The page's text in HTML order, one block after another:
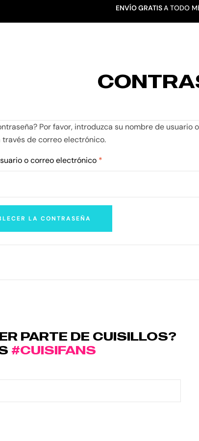
ENVÍO GRATISA TODO
Por favor, introduzca su nombre de
través de correo electrónico.
o correo electrónico *
LA CONTRASEÑA
PARTE DE CUISILLOS?
#CUISIFANS